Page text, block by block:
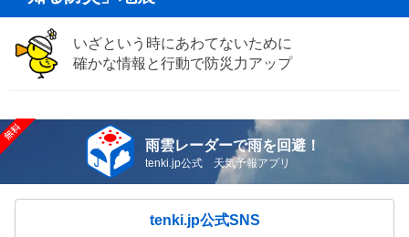
いざという時にあわてないために
確かな情報と行動で防災力アップ
雨雲レーダーで雨を回避！
tenki.jp公式 天気予報アプリ
tenki.jp公式SNS